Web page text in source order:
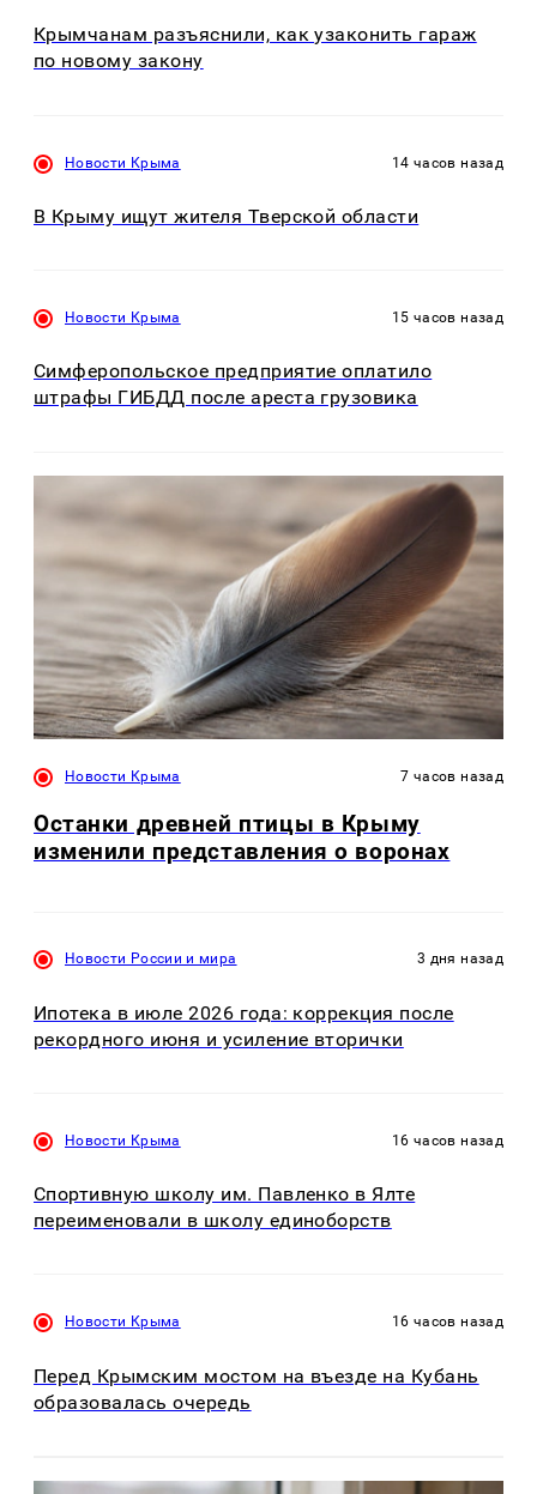
Крымчанам разъяснили, как узаконить гараж
по новому закону
Новости Крыма 14 часов назад
В Крыму ищут жителя Тверской области
Новости Крыма 15 часов назад
Симферопольское предприятие оплатило
штрафы ГИБДД после ареста грузовика
Новости Крыма 7 часов назад
Останки древней птицы в Крыму
изменили представления о воронах
Новости России и мира 3 дня назад
Ипотека в июле 2026 года: коррекция после
рекордного июня и усиление вторички
Новости Крыма 16 часов назад
Спортивную школу им. Павленко в Ялте
переименовали в школу единоборств
Новости Крыма 16 часов назад
Перед Крымским мостом на въезде на Кубань
образовалась очередь